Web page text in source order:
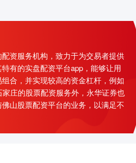
资服务机构，致力于为交易者提供
有的实盘配资平台app，能够让用
合，并实现较高的资金杠杆，例如
庄的股票配资服务外，永华证券也
山股票配资平台的业务，以满足不